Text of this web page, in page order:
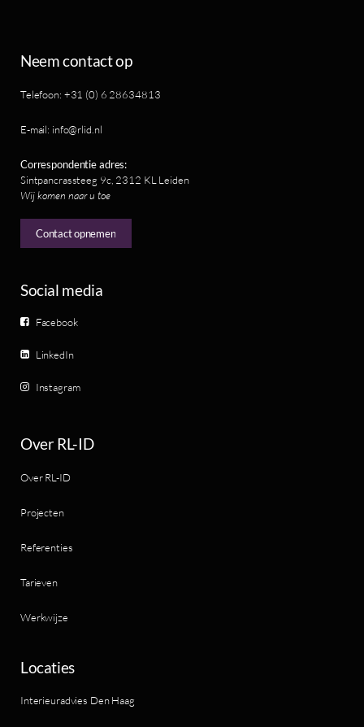
Neem contact op
Telefoon: +31 (0) 6 28634813
E-mail: info@rlid.nl
Correspondentie adres:
Sintpancrassteeg 9c, 2312 KL Leiden
Wij komen naar u toe
Contact opnemen
Social media
Facebook
LinkedIn
Instagram
Over RL-ID
Over RL-ID
Projecten
Referenties
Tarieven
Werkwijze
Locaties
Interieuradvies Den Haag